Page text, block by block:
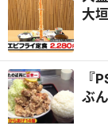
大
津
『
ぶ